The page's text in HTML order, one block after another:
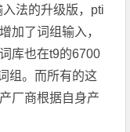
法的升级版，pti
加了词组输入，
库也在t9的6700
组。而所有的这
厂商根据自身产